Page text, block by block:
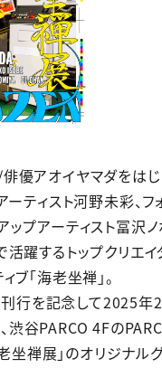
優アオイヤマダをはじ
ティスト河野未彩、フ
ップアーティスト冨沢
活躍するトップクリエイ
ブ「海老坐禅」。
行を記念して2025年
谷PARCO 4Fの
禅展」のオリジナル